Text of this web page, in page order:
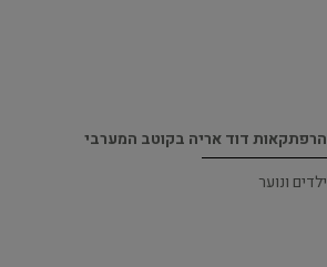
הרפתקאות דוד אריה בקוטב המערבי
ילדים ונוער